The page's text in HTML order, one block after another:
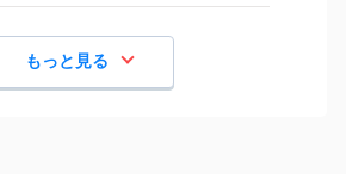
もっと見る